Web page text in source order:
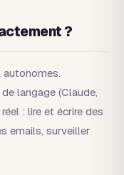
?
autonomes.
langage (Claude,
: lire et écrire des
emails, surveiller